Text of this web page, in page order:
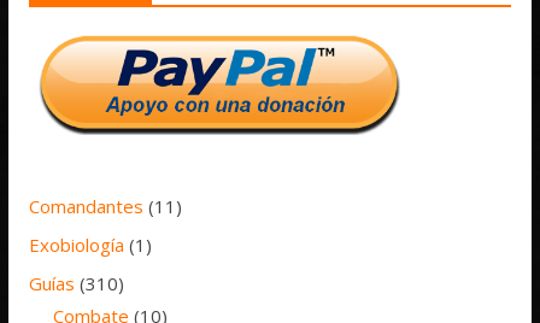
Comandantes (11)
Exobiología (1)
Guías (310)
Combate (10)